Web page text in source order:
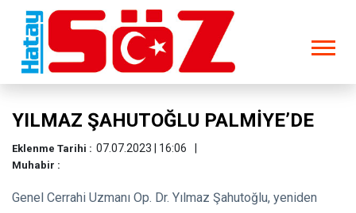
YILMAZ ŞAHUTOĞLU PALMİYE’DE
Eklenme Tarihi : 07.07.2023 | 16:06
Muhabir :
Genel Cerrahi Uzmanı Op. Dr. Yılmaz Şahutoğlu, yeniden